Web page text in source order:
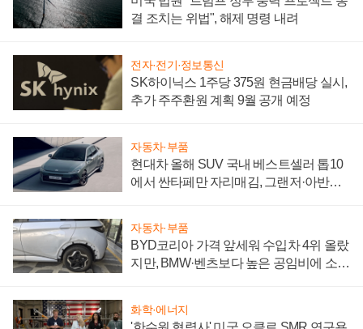
결 조치는 위법", 해제 명령 내려
전자·전기·정보통신
SK하이닉스 1주당 375원 현금배당 실시,
추가 주주환원 계획 9월 공개 예정
자동차·부품
현대차 올해 SUV 국내 베스트셀러 톱10
에서 싼타페만 자리매김, 그랜저·아반떼
자동차·부품
BYD코리아 가격 앞세워 수입차 4위 올랐
지만, BMW·벤츠보다 높은 공임비에 소비
화학·에너지